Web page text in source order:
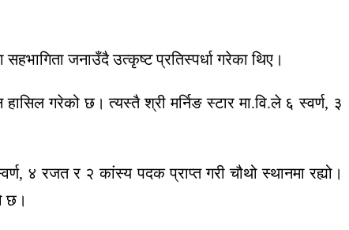
जनाउँदै उत्कृष्ट प्रतिस्पर्धा गरेका थिए।
गरेको छ। त्यस्तै श्री मर्निङ स्टार मा.वि.ले ६ स्वर्ण, ३
४ रजत र २ कांस्य पदक प्राप्त गरी चौथो स्थानमा रह्यो।
छ।